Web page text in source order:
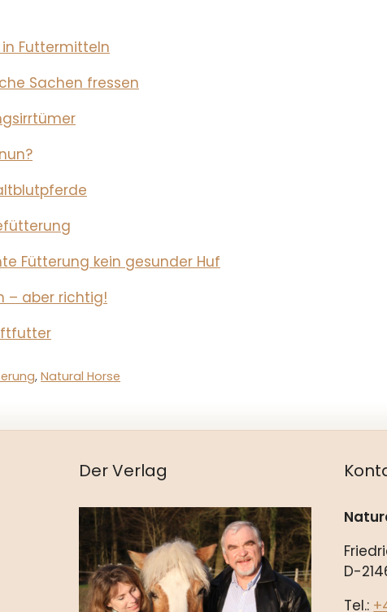
Futtermitteln
Sachen fressen
Fütterung kein gesunder Huf
– aber richtig!
,Natural Horse
Der Verlag
D-
Tel.: